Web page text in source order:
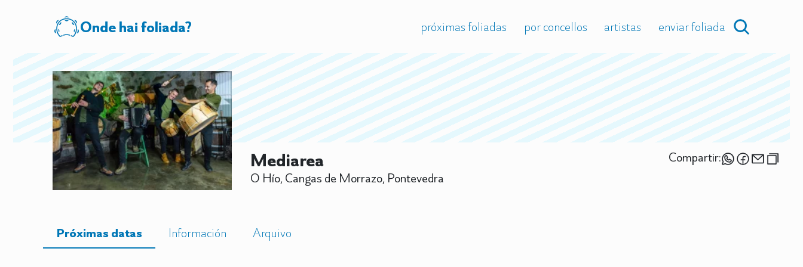
Onde hai foliada? próximas foliadas por concellos artistas enviar foliada
Mediarea
O Hío, Cangas de Morrazo, Pontevedra
Compartir:
Próximas datas Información Arquivo